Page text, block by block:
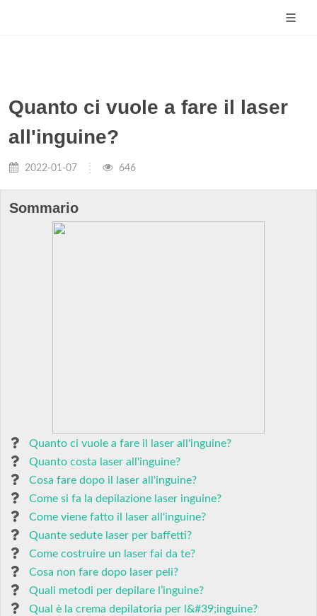
Quanto ci vuole a fare il laser
all'inguine?
2022-01-07 646
Sommario
Quanto ci vuole a fare il laser all'inguine?
Quanto costa laser all'inguine?
Cosa fare dopo il laser all'inguine?
Come si fa la depilazione laser inguine?
Come viene fatto il laser all'inguine?
Quante sedute laser per baffetti?
Come costruire un laser fai da te?
Cosa non fare dopo laser peli?
Quali metodi per depilare l’inguine?
Qual è la crema depilatoria per l&#39;inguine?